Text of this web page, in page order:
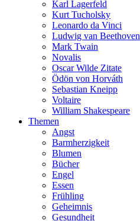
Karl Lagerfeld
Kurt Tucholsky
Leonardo da Vinci
Ludwig van Beethoven
Mark Twain
Novalis
Oscar Wilde Zitate
Ödön von Horváth
Sebastian Kneipp
Voltaire
William Shakespeare
Themen
Angst
Barmherzigkeit
Blumen
Bücher
Engel
Essen
Frühling
Geheimnis
Gesundheit